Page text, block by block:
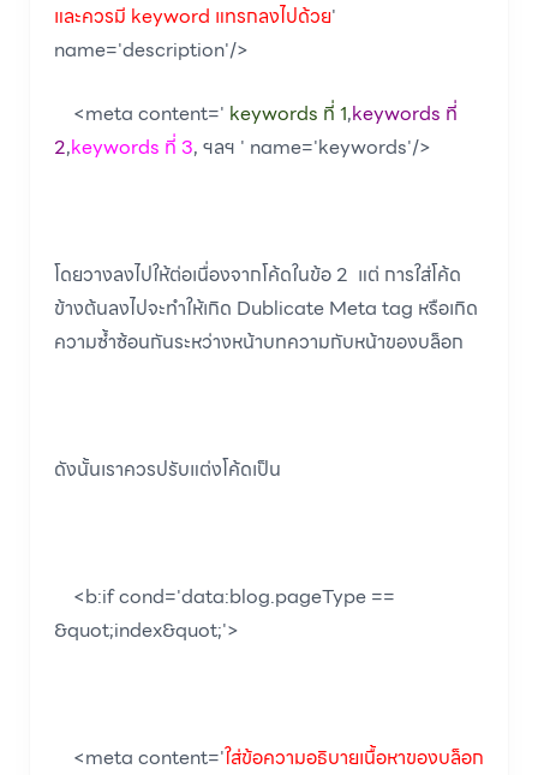
และควรมี keyword แทรกลงไปด้วย'
name='description'/>
<meta content=' keywords ที่ 1,keywords ที่
2,keywords ที่ 3, ฯลฯ ' name='keywords'/>
โดยวางลงไปให้ต่อเนื่องจากโค้ดในข้อ 2 แต่ การใส่โค้ด
ข้างต้นลงไปจะทำให้เกิด Dublicate Meta tag หรือเกิด
ความซ้ำซ้อนกันระหว่างหน้าบทความกับหน้าของบล็อก
ดังนั้นเราควรปรับแต่งโค้ดเป็น
<b:if cond='data:blog.pageType ==
&quot;index&quot;'>
<meta content='ใส่ข้อความอธิบายเนื้อหาของบล็อก